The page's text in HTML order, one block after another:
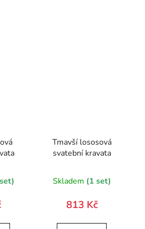
Tmavší lososová
svatební kravata
Skladem (1 set)
813 Kč